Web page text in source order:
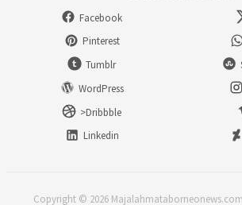
Facebook
Pinterest
Tumblr
WordPress
>Dribbble
Linkedin
Copyright © 2026